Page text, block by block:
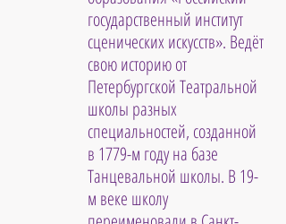
государственный институт
сценических искусств». Ведёт
свою историю от
Петербургской Театральной
школы разных
специальностей, созданной
в 1779-м году на базе
Танцевальной школы. В 19-
м веке школу